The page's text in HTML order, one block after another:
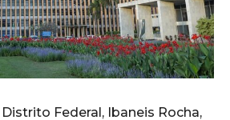
Federal, Ibaneis Rocha,